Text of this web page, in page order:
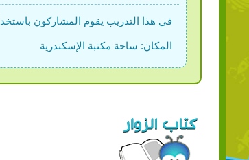
في هذا التدريب يقوم المشاركون
المكان: ساحة مكتبة الإسكندرية